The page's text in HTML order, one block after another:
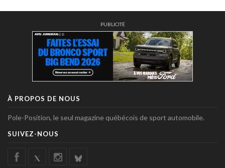
PUBLICITÉ
À PROPOS DE NOUS
Pole-Position, le seul magazine québécois de sport automobile.
SUIVEZ-NOUS